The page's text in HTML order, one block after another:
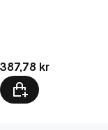
Pris: 387,78 kr
387,78 kr